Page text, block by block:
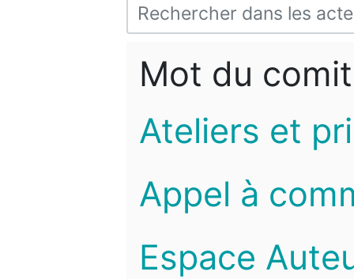
Mot du
Ateliers et
Appel à
Espace